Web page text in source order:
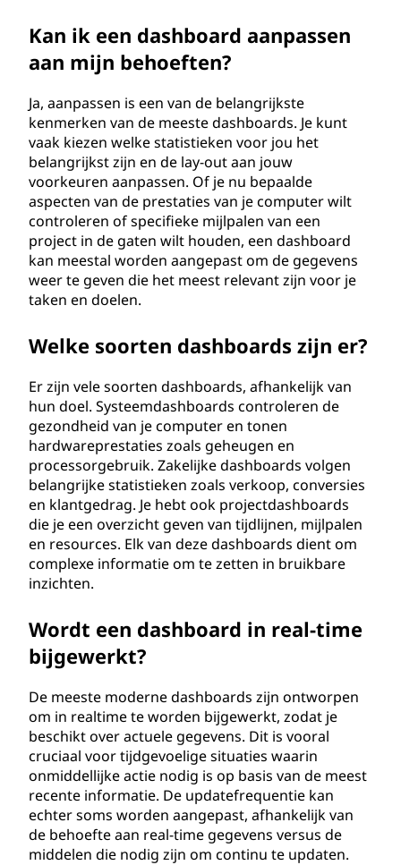
Kan ik een dashboard aanpassen
aan mijn behoeften?
Ja, aanpassen is een van de belangrijkste
kenmerken van de meeste dashboards. Je kunt
vaak kiezen welke statistieken voor jou het
belangrijkst zijn en de lay-out aan jouw
voorkeuren aanpassen. Of je nu bepaalde
aspecten van de prestaties van je computer wilt
controleren of specifieke mijlpalen van een
project in de gaten wilt houden, een dashboard
kan meestal worden aangepast om de gegevens
weer te geven die het meest relevant zijn voor je
taken en doelen.
Welke soorten dashboards zijn er?
Er zijn vele soorten dashboards, afhankelijk van
hun doel. Systeemdashboards controleren de
gezondheid van je computer en tonen
hardwareprestaties zoals geheugen en
processorgebruik. Zakelijke dashboards volgen
belangrijke statistieken zoals verkoop, conversies
en klantgedrag. Je hebt ook projectdashboards
die je een overzicht geven van tijdlijnen, mijlpalen
en resources. Elk van deze dashboards dient om
complexe informatie om te zetten in bruikbare
inzichten.
Wordt een dashboard in real-time
bijgewerkt?
De meeste moderne dashboards zijn ontworpen
om in realtime te worden bijgewerkt, zodat je
beschikt over actuele gegevens. Dit is vooral
cruciaal voor tijdgevoelige situaties waarin
onmiddellijke actie nodig is op basis van de meest
recente informatie. De updatefrequentie kan
echter soms worden aangepast, afhankelijk van
de behoefte aan real-time gegevens versus de
middelen die nodig zijn om continu te updaten.